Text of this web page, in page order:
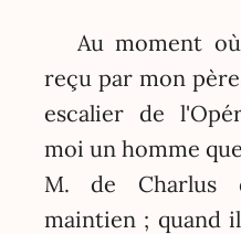
Au moment
reçu par mon
escalier de
moi un homme
M. de Charlus
maintien ; quand